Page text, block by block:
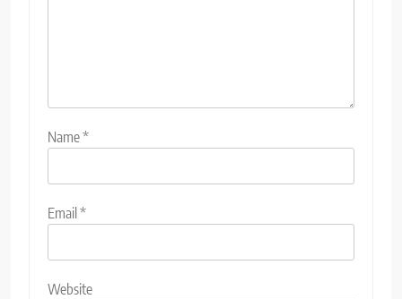
Name*
Email*
Website